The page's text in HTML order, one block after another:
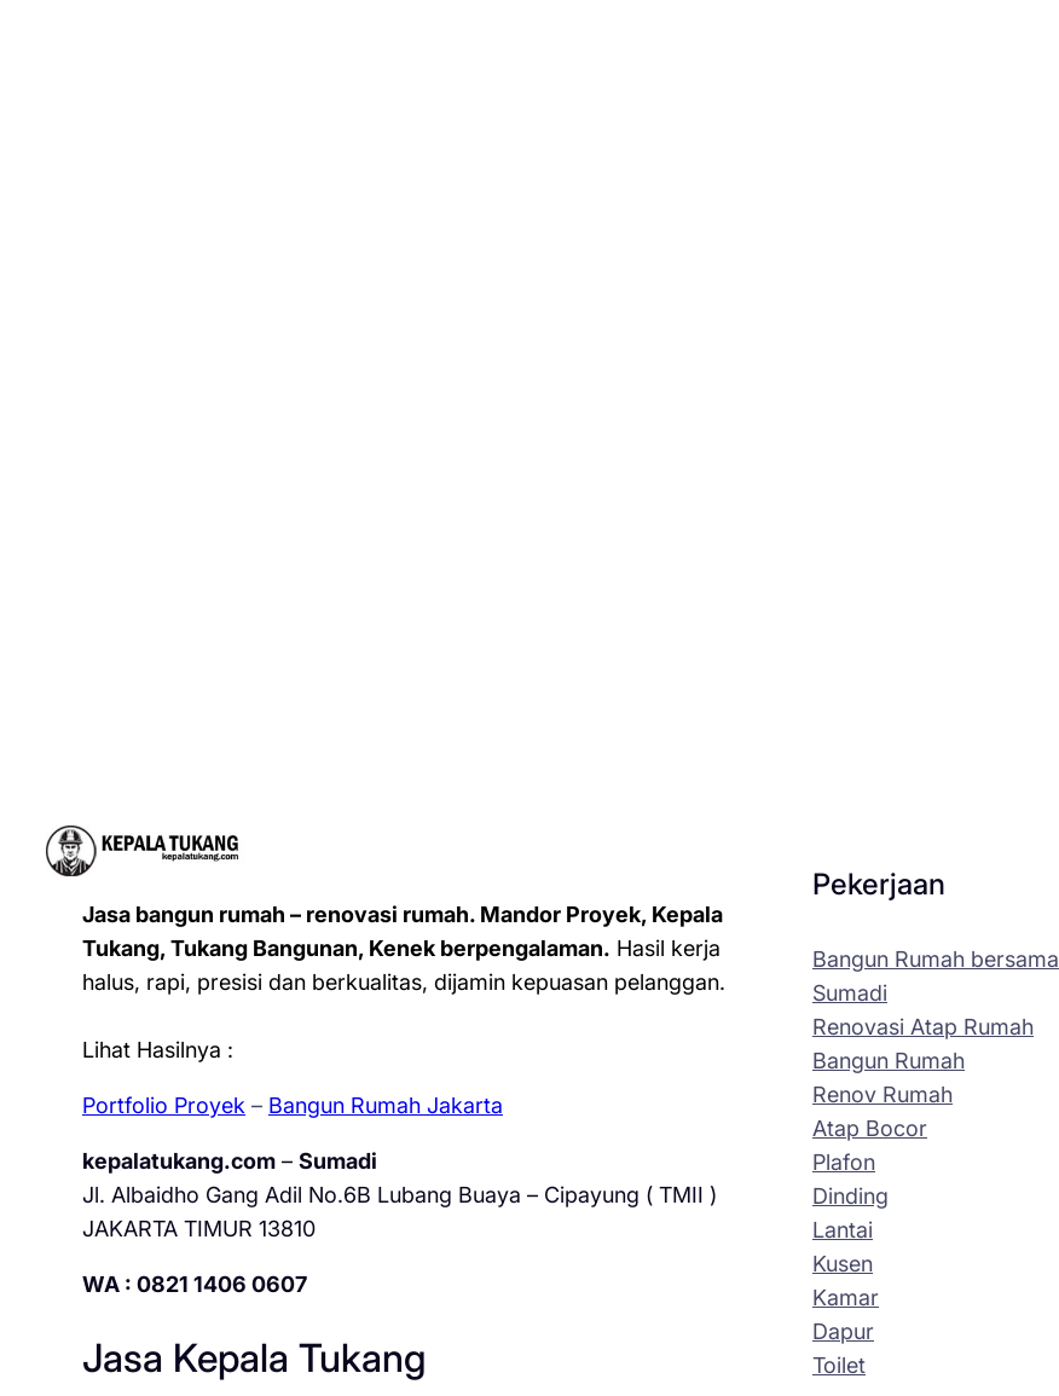
Jasa bangun rumah – renovasi rumah. Mandor Proyek, Kepala
Tukang, Tukang Bangunan, Kenek berpengalaman. Hasil kerja
halus, rapi, presisi dan berkualitas, dijamin kepuasan pelanggan.
Lihat Hasilnya :
Portfolio Proyek – Bangun Rumah Jakarta
kepalatukang.com– Sumadi
Jl. Albaidho Gang Adil No.6B Lubang Buaya – Cipayung ( TMII )
JAKARTA TIMUR 13810
WA : 0821 1406 0607
Jasa Kepala Tukang
Pekerjaan
Bangun Rumah bersama
Sumadi
Renovasi Atap Rumah
Bangun Rumah
Renov Rumah
Atap Bocor
Plafon
Dinding
Lantai
Kusen
Kamar
Dapur
Toilet